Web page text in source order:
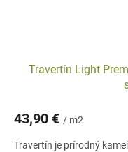
Travertín Light
43,90 € / m2
Travertín je prírodný